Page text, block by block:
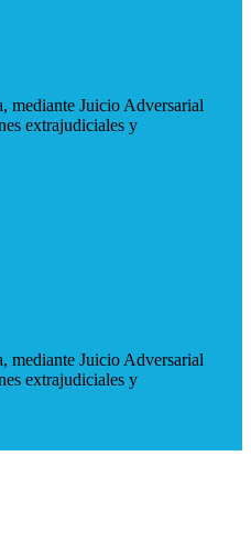
mediante Juicio Adversarial
extrajudiciales y
mediante Juicio Adversarial
extrajudiciales y